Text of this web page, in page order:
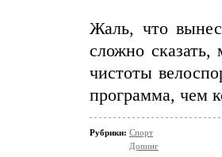
Жаль, что
сложно
чистоты
программа, чем
Рубрики: Спорт
Допинг